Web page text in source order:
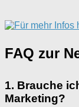
FAQ zur
1. Brauche
Marketing?